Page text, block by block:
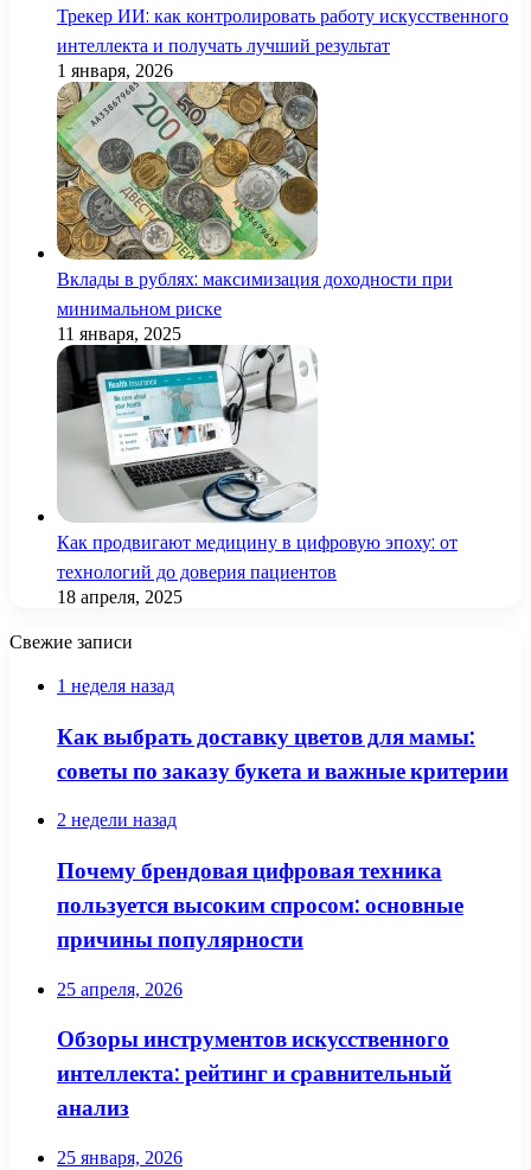
Трекер ИИ: как контролировать работу искусственного
интеллекта и получать лучший результат
1 января, 2026
Вклады в рублях: максимизация доходности при
минимальном риске
11 января, 2025
Как продвигают медицину в цифровую эпоху: от
технологий до доверия пациентов
18 апреля, 2025
Свежие записи
1 неделя назад
Как выбрать доставку цветов для мамы:
советы по заказу букета и важные критерии
2 недели назад
Почему брендовая цифровая техника
пользуется высоким спросом: основные
причины популярности
25 апреля, 2026
Обзоры инструментов искусственного
интеллекта: рейтинг и сравнительный
анализ
25 января, 2026